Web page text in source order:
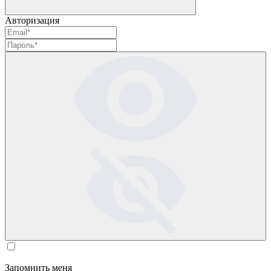
Авторизация
Запомнить меня